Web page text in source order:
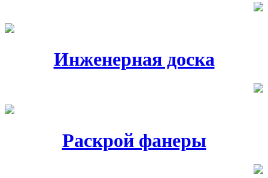
Инженерная доска
Раскрой фанеры